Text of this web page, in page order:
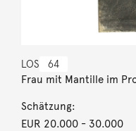
LOS 64
Frau mit Mantille im
Schätzung:
EUR 20.000- 30.000